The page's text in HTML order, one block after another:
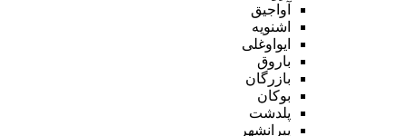
آواجیق
اشنویه
ایواوغلی
باروق
بازرگان
بوکان
پلدشت
پیرانشهر